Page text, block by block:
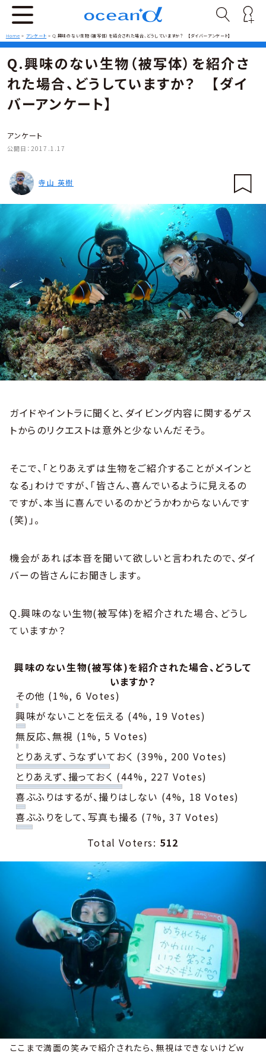
Home > アンケート >Q.興味のない生物（被写体）を紹介された場合、どうしていますか？ 【ダイバーアンケート】
Q.興味のない生物（被写体）を紹介さ
れた場合、どうしていますか？ 【ダイ
バーアンケート】
アンケート
公開日： 2017.1.17
寺山 英樹
ガイドやイントラに聞くと、ダイビング内容に関するゲス
トからのリクエストは意外と少ないんだそう。
そこで、「とりあえずは生物をご紹介することがメインと
なる」わけですが、「皆さん、喜んでいるように見えるの
ですが、本当に喜んでいるのかどうかわからないんです
(笑)」。
機会があれば本音を聞いて欲しいと言われたので、ダイ
バーの皆さんにお聞きします。
Q.興味のない生物(被写体)を紹介された場合、どうし
ていますか？
興味のない生物(被写体)を紹介された場合、どうして
いますか？
その他 (1%, 6 Votes)
興味がないことを伝える (4%, 19 Votes)
無反応、無視 (1%, 5 Votes)
とりあえず、うなずいておく (39%, 200 Votes)
とりあえず、撮っておく (44%, 227 Votes)
喜ぶふりはするが、撮りはしない (4%, 18 Votes)
喜ぶふりをして、写真も撮る (7%, 37 Votes)
Total Voters: 512
ここまで満面の笑みで紹介されたら、無視はできないけどｗ